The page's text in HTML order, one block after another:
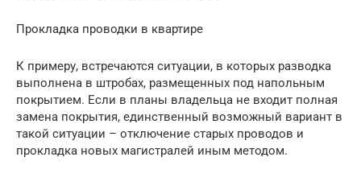
Прокладка проводки в квартире
К примеру, встречаются ситуации, в которых разводка
выполнена в штробах, размещенных под напольным
покрытием. Если в планы владельца не входит полная
замена покрытия, единственный возможный вариант в
такой ситуации – отключение старых проводов и
прокладка новых магистралей иным методом.